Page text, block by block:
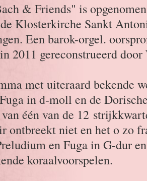
& Friends" is
Klosterkirche Sankt
Een barok-orgel.
2011 gereconstrueerd
met uiteraard bekende
in d-moll en de
één van de 12
ontbreekt niet en het o zo
en Fuga in G-dur
koraalvoorspelen.